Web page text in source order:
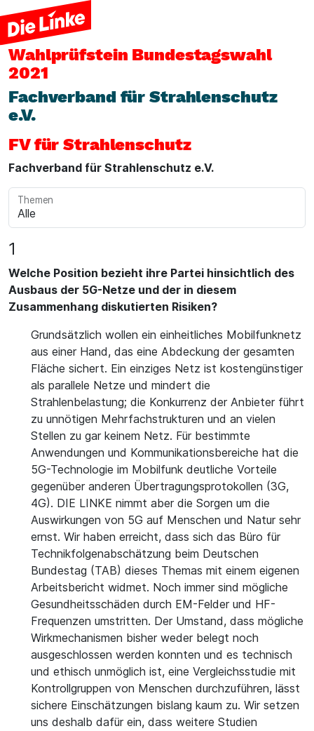
Wahlprüfstein Bundestagswahl
2021
Fachverband für Strahlenschutz
e.V.
FV für Strahlenschutz
Fachverband für Strahlenschutz e.V.
Themen
1
Welche Position bezieht ihre Partei hinsichtlich des
Ausbaus der 5G-Netze und der in diesem
Zusammenhang diskutierten Risiken?
Grundsätzlich wollen ein einheitliches Mobilfunknetz
aus einer Hand, das eine Abdeckung der gesamten
Fläche sichert. Ein einziges Netz ist kostengünstiger
als parallele Netze und mindert die
Strahlenbelastung; die Konkurrenz der Anbieter führt
zu unnötigen Mehrfachstrukturen und an vielen
Stellen zu gar keinem Netz. Für bestimmte
Anwendungen und Kommunikationsbereiche hat die
5G-Technologie im Mobilfunk deutliche Vorteile
gegenüber anderen Übertragungsprotokollen (3G,
4G). DIE LINKE nimmt aber die Sorgen um die
Auswirkungen von 5G auf Menschen und Natur sehr
ernst. Wir haben erreicht, dass sich das Büro für
Technikfolgenabschätzung beim Deutschen
Bundestag (TAB) dieses Themas mit einem eigenen
Arbeitsbericht widmet. Noch immer sind mögliche
Gesundheitsschäden durch EM-Felder und HF-
Frequenzen umstritten. Der Umstand, dass mögliche
Wirkmechanismen bisher weder belegt noch
ausgeschlossen werden konnten und es technisch
und ethisch unmöglich ist, eine Vergleichsstudie mit
Kontrollgruppen von Menschen durchzuführen, lässt
sichere Einschätzungen bislang kaum zu. Wir setzen
uns deshalb dafür ein, dass weitere Studien